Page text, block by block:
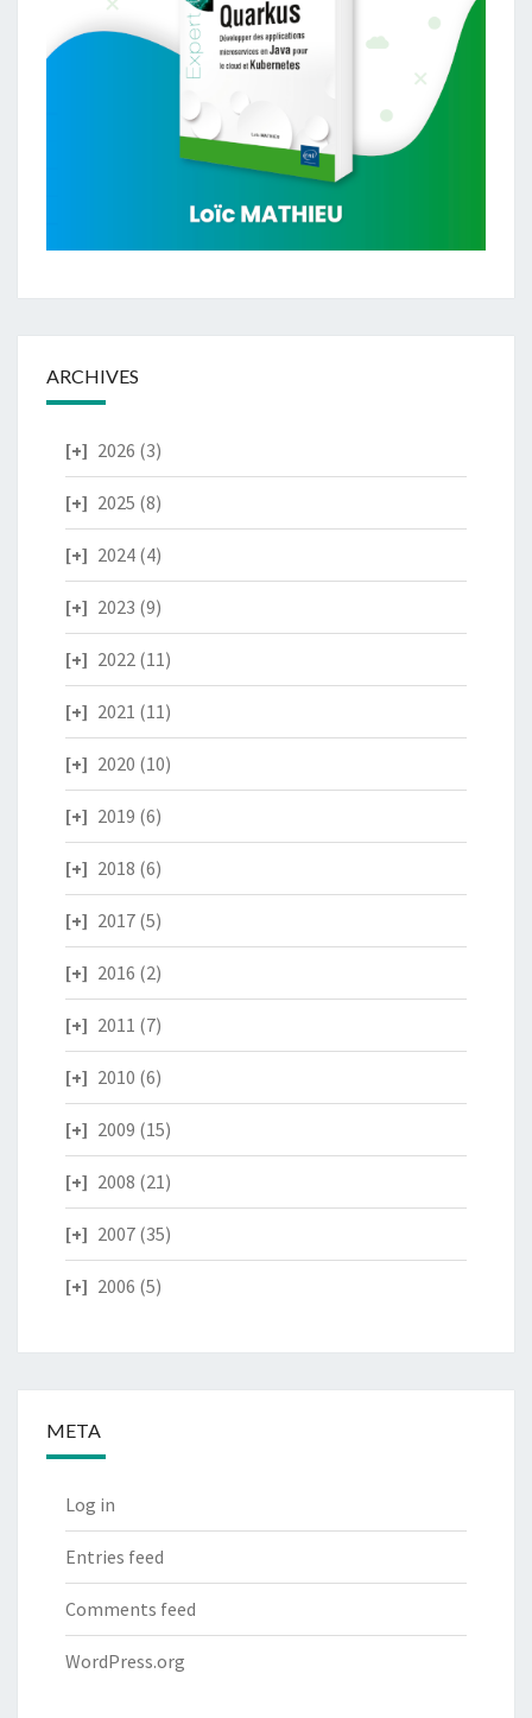
ARCHIVES
2026 (3)
2025 (8)
2024 (4)
2023 (9)
2022 (11)
2021 (11)
2020 (10)
2019 (6)
2018 (6)
2017 (5)
2016 (2)
2011 (7)
2010 (6)
2009 (15)
2008 (21)
2007 (35)
2006 (5)
META
Log in
Entries feed
Comments feed
WordPress.org